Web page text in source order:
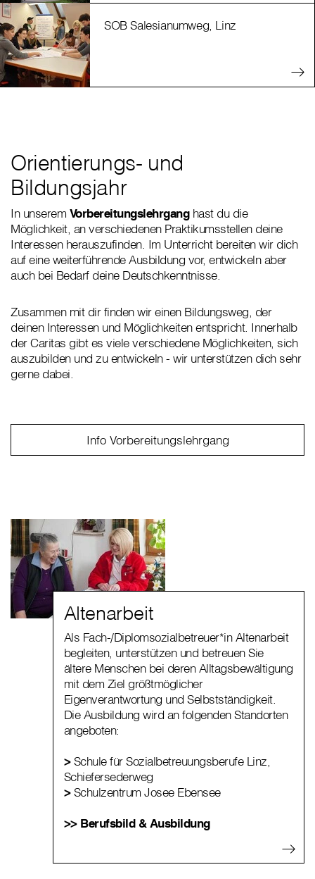
SOB Salesianumweg, Linz
Orientierungs- und
Bildungsjahr
In unserem Vorbereitungslehrganghast du die
Möglichkeit, an verschiedenen Praktikumsstellen deine
Interessen herauszufinden. Im Unterricht bereiten wir dich
auf eine weiterführende Ausbildung vor, entwickeln aber
auch bei Bedarf deine Deutschkenntnisse.
Zusammen mit dir finden wir einen Bildungsweg, der
deinen Interessen und Möglichkeiten entspricht. Innerhalb
der Caritas gibt es viele verschiedene Möglichkeiten, sich
auszubilden und zu entwickeln - wir unterstützen dich sehr
gerne dabei.
Info Vorbereitungslehrgang
Altenarbeit
Als Fach-/Diplomsozialbetreuer*in Altenarbeit
begleiten, unterstützen und betreuen Sie
ältere Menschen bei deren Alltagsbewältigung
mit dem Ziel größtmöglicher
Eigenverantwortung und Selbstständigkeit.
Die Ausbildung wird an folgenden Standorten
angeboten:
>Schule für Sozialbetreuungsberufe Linz,
Schiefersederweg
>Schulzentrum Josee Ebensee
>> Berufsbild & Ausbildung